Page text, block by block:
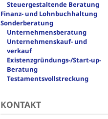
Steuergestaltende Beratung
Finanz- und Lohnbuchhaltung
Sonderberatung
Unternehmensberatung
Unternehmenskauf- und
verkauf
Existenzgründungs-/Start-up-
Beratung
Testamentsvollstreckung
KONTAKT